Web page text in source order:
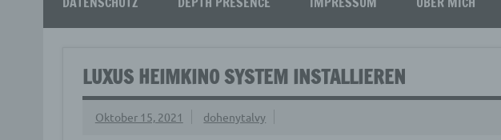
LUXUS HEIMKINO SYSTEM INSTALLIEREN
Oktober 15, 2021 dohenytalvy